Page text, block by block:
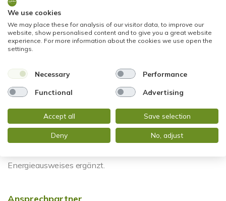
angeboten. Das Vorderhaus ist stark sanierungsbedürftig
und derzeit nicht bewohnbar. Das zusätzliche
Baugrundstück ist noch nicht erschlossen. Sämtliche
Bebauungs-, Nutzungs-, Umbau- und
eigenständig und auf eigene Kosten baurechtlich zu
prüfen.
HINWEIS ZUM ENERGIEAUSWEIS: Der Energieausweis
wurde bereits beauftragt und wird nach Fertigstellung
kurzfristig zur Verfügung gestellt. Fehlende
Energieausweises ergänzt.
We use cookies
We may place these for analysis of our visitor data, to improve our
website, show personalised content and to give you a great website
experience. For more information about the cookies we use open the
settings.
Necessary Performance
Functional Advertising
Accept all Save selection
Deny No, adjust